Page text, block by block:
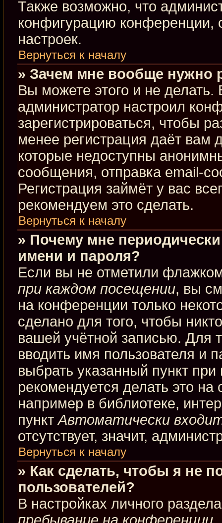
Также возможно, что
конфигурацию конференции,
настроек.
Вернуться к началу
» Зачем мне вообще нужно
Вы можете этого и не делать.
администратор настроил
зарегистрироваться, чтобы
менее регистрация даёт вам
которые недоступны
сообщения, отправка email-
Регистрация займёт у вас
рекомендуем это сделать.
Вернуться к началу
» Почему мне
имени и пароля?
Если вы не отметили
при каждом посещении, вы
на конференции только
сделано для того, чтобы
вашей учётной записью. Для
вводить имя пользователя и
выбрать указанный пункт
рекомендуется делать это
например в библиотеке,
пунктАвтоматически
отсутствует, значит,
Вернуться к началу
» Как сделать, чтобы я не
пользователей?
В настройках личного